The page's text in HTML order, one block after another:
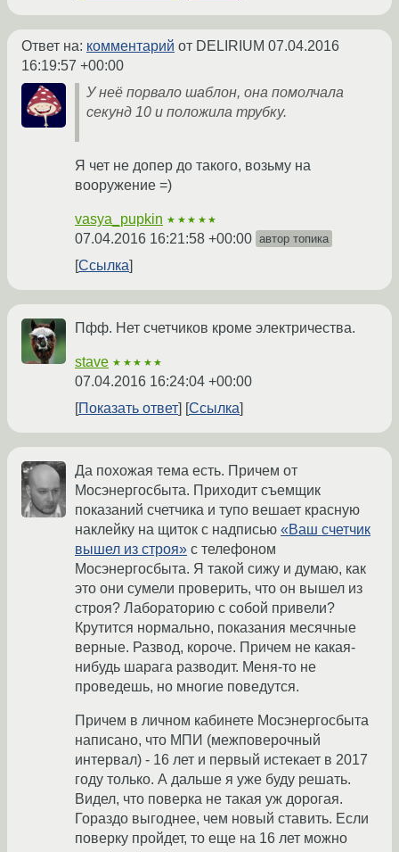
Ответ на: комментарий от DELIRIUM 07.04.2016
16:19:57 +00:00
У неё порвало шаблон, она помолчала
секунд 10 и положила трубку.
Я чет не допер до такого, возьму на
вооружение =)
vasya_pupkin ★★★★★
07.04.2016 16:21:58 +00:00 автор топика
Ссылка
Пфф. Нет счетчиков кроме электричества.
stave ★★★★★
07.04.2016 16:24:04 +00:00
Показать ответ
Ссылка
Да похожая тема есть. Причем от
Мосэнергосбыта. Приходит съемщик
показаний счетчика и тупо вешает красную
наклейку на щиток с надписью «Ваш счетчик
вышел из строя» с телефоном
Мосэнергосбыта. Я такой сижу и думаю, как
это они сумели проверить, что он вышел из
строя? Лабораторию с собой привели?
Крутится нормально, показания месячные
верные. Развод, короче. Причем не какая-
нибудь шарага разводит. Меня-то не
проведешь, но многие поведутся.
Причем в личном кабинете Мосэнергосбыта
написано, что МПИ (межповерочный
интервал) - 16 лет и первый истекает в 2017
году только. А дальше я уже буду решать.
Видел, что поверка не такая уж дорогая.
Гораздо выгоднее, чем новый ставить. Если
поверку пройдет, то еще на 16 лет можно